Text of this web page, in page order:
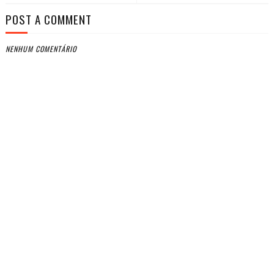
POST A COMMENT
NENHUM COMENTÁRIO